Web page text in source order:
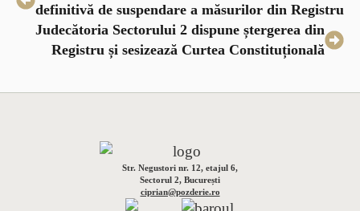
definitivă de suspendare a măsurilor din Registru
Judecătoria Sectorului 2 dispune ștergerea din
Registru și sesizează Curtea Constituțională
Str. Negustori nr. 12, etajul 6,
Sectorul 2, București
ciprian@pozderie.ro